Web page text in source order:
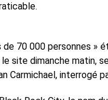
de 70 000 personnes »
site dimanche matin,
Carmichael, interrogé